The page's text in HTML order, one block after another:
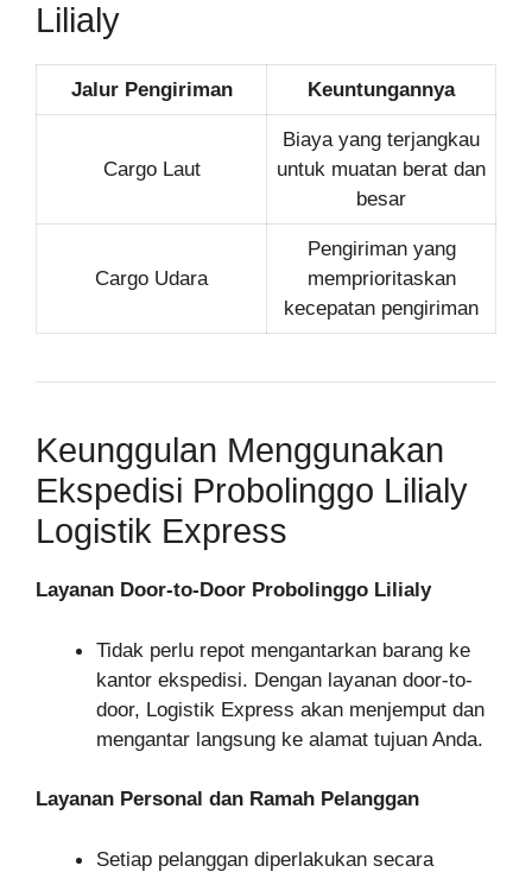
Lilialy
Jalur Pengiriman Keuntungannya
Cargo Laut
Biaya yang terjangkau
untuk muatan berat dan
besar
Cargo Udara
Pengiriman yang
memprioritaskan
kecepatan pengiriman
Keunggulan Menggunakan
Ekspedisi Probolinggo Lilialy
Logistik Express
Layanan Door-to-Door Probolinggo Lilialy
Tidak perlu repot mengantarkan barang ke
kantor ekspedisi. Dengan layanan door-to-
door, Logistik Express akan menjemput dan
mengantar langsung ke alamat tujuan Anda.
Layanan Personal dan Ramah Pelanggan
Setiap pelanggan diperlakukan secara